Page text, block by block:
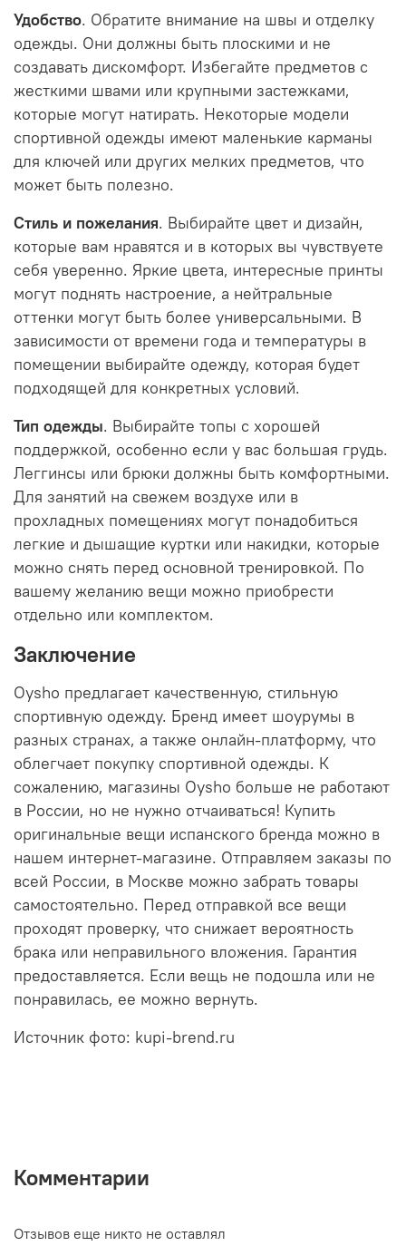
Удобство. Обратите внимание на швы и отделку
одежды. Они должны быть плоскими и не
создавать дискомфорт. Избегайте предметов с
жесткими швами или крупными застежками,
которые могут натирать. Некоторые модели
спортивной одежды имеют маленькие карманы
для ключей или других мелких предметов, что
может быть полезно.
Стиль и пожелания. Выбирайте цвет и дизайн,
которые вам нравятся и в которых вы чувствуете
себя уверенно. Яркие цвета, интересные принты
могут поднять настроение, а нейтральные
оттенки могут быть более универсальными. В
зависимости от времени года и температуры в
помещении выбирайте одежду, которая будет
подходящей для конкретных условий.
Тип одежды. Выбирайте топы с хорошей
поддержкой, особенно если у вас большая грудь.
Леггинсы или брюки должны быть комфортными.
Для занятий на свежем воздухе или в
прохладных помещениях могут понадобиться
легкие и дышащие куртки или накидки, которые
можно снять перед основной тренировкой. По
вашему желанию вещи можно приобрести
отдельно или комплектом.
Заключение
Oysho предлагает качественную, стильную
спортивную одежду. Бренд имеет шоурумы в
разных странах, а также онлайн-платформу, что
облегчает покупку спортивной одежды. К
сожалению, магазины Oysho больше не работают
в России, но не нужно отчаиваться! Купить
оригинальные вещи испанского бренда можно в
нашем интернет-магазине. Отправляем заказы по
всей России, в Москве можно забрать товары
самостоятельно. Перед отправкой все вещи
проходят проверку, что снижает вероятность
брака или неправильного вложения. Гарантия
предоставляется. Если вещь не подошла или не
понравилась, ее можно вернуть.
Источник фото: kupi-brend.ru
Комментарии
Отзывов еще никто не оставлял